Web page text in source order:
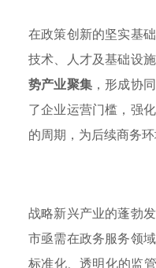
在政策创新的坚实基
技术、人才及基础设
势产业聚集 ，形成协
了企业运营门槛，强
的周期，为后续商务
战略新兴产业的蓬勃
市亟需在政务服务领
标准化、透明化的监